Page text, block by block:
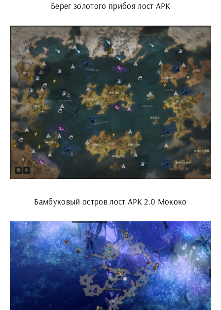
Берег золотого прибоя лост АРК
Бамбуковый остров лост АРК 2.0 Мококо